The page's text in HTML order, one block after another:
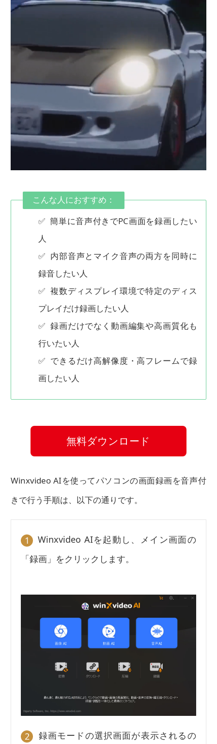
こんな人におすすめ：
✅ 簡単に音声付きでPC画面を録画したい
人
✅ 内部音声とマイク音声の両方を同時に
録音したい人
✅ 複数ディスプレイ環境で特定のディス
プレイだけ録画したい人
✅ 録画だけでなく動画編集や高画質化も
行いたい人
✅ できるだけ高解像度・高フレームで録
画したい人
無料ダウンロード
Winxvideo AIを使ってパソコンの画面録画を音声付
きで行う手順は、以下の通りです。
1
Winxvideo AIを起動し、メイン画面の
「録画」をクリックします。
2
録画モードの選択画面が表示されるの